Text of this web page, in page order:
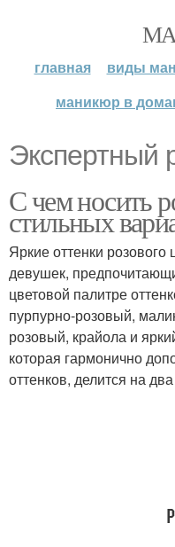
главная виды
маникюр в
Экспертный
С чем носить
стильных
Яркие оттенки
девушек,
цветовой палитре
пурпурно-розовый,
розовый, крайола и
которая гармонично
оттенков, делится на